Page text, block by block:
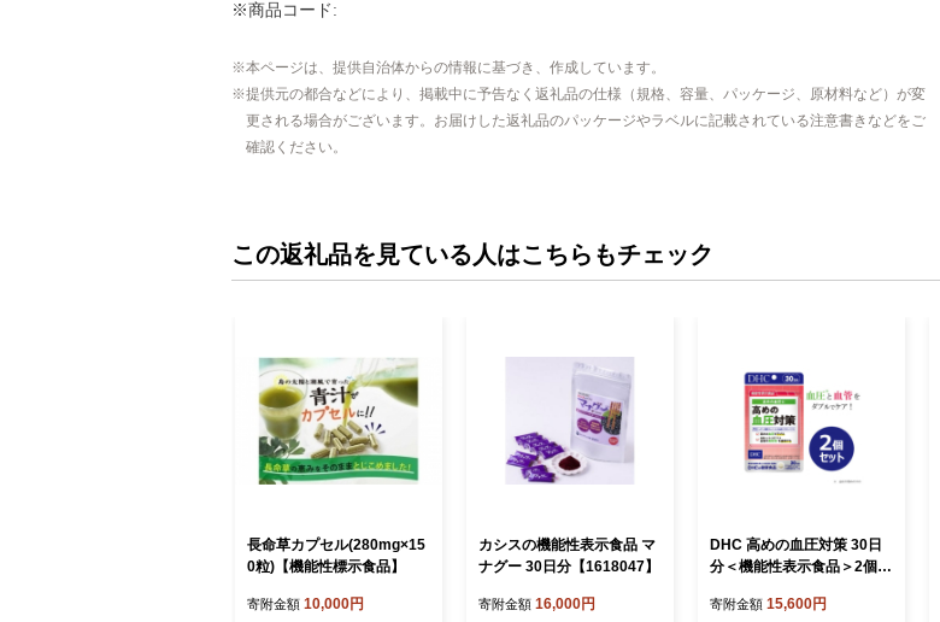
※商品コード:
本ページは、提供自治体からの情報に基づき、作成しています。
提供元の都合などにより、掲載中に予告なく返礼品の仕様（規格、容量、パッケージ、原材料など）が変
更される場合がございます。お届けした返礼品のパッケージやラベルに記載されている注意書きなどをご
確認ください。
この返礼品を見ている人はこちらもチェック
長命草カプセル(280mg×15
0粒)【機能性標示食品】
寄附金額 10,000円
カシスの機能性表示食品 マ
ナグー 30日分【1618047】
寄附金額 16,000円
DHC 高めの血圧対策 30日
分＜機能性表示食品＞2個セ
寄附金額 15,600円